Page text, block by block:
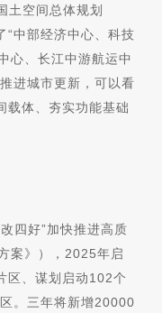
土空间总体规划
中部经济中心、科技
心、长江中游航运中
进城市更新，可以看
载体、夯实功能基础
四好”加快推进高质
案》），2025年启
区、谋划启动102个
。三年将新增20000